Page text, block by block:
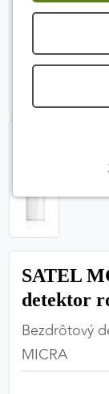
SATEL
detektor
Bezdrôtový
MICRA
Tieto